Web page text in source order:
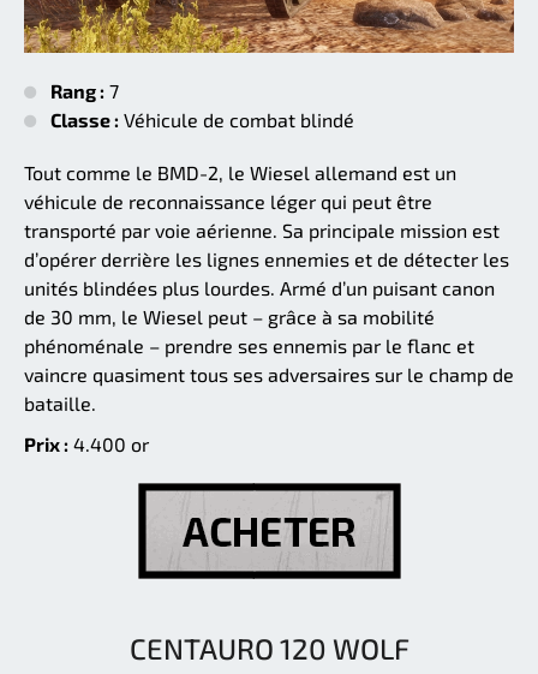
Rang : 7
Classe : Véhicule de combat blindé
Tout comme le BMD-2, le Wiesel allemand est un
véhicule de reconnaissance léger qui peut être
transporté par voie aérienne. Sa principale mission est
d’opérer derrière les lignes ennemies et de détecter les
unités blindées plus lourdes. Armé d’un puisant canon
de 30 mm, le Wiesel peut – grâce à sa mobilité
phénoménale – prendre ses ennemis par le flanc et
vaincre quasiment tous ses adversaires sur le champ de
bataille.
Prix : 4.400 or
CENTAURO 120 WOLF